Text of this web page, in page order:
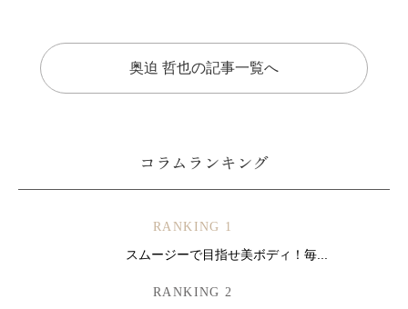
奥迫 哲也の記事一覧へ
コラムランキング
RANKING 1
スムージーで目指せ美ボディ！毎...
RANKING 2